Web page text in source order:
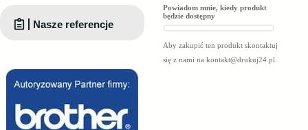
Powiadom mnie, kiedy produkt
będzie dostępny
Aby zakupić ten produkt skontaktuj
się z nami na kontakt@drukuj24.pl
Nasze referencje